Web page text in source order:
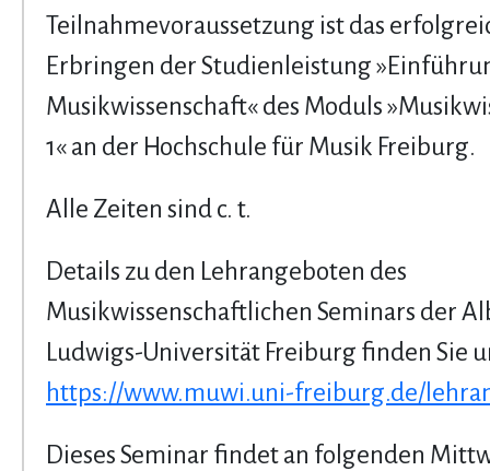
Teilnahmevoraussetzung ist das
Erbringen der Studienleistung
Musikwissenschaft« des Moduls
1« an der Hochschule für Musik Freiburg.
Alle Zeiten sind c. t.
Details zu den Lehrangeboten des
Musikwissenschaftlichen Seminars der
Ludwigs-Universität Freiburg finden Sie
https://www.muwi.uni-freiburg.de/
Dieses Seminar findet an folgenden